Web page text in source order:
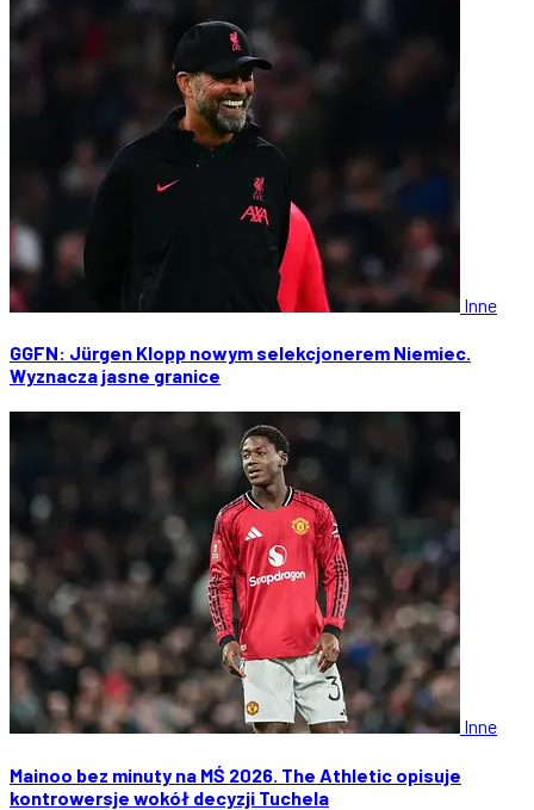
Inne
GGFN: Jürgen Klopp nowym selekcjonerem Niemiec.
Wyznacza jasne granice
Inne
Mainoo bez minuty na MŚ 2026. The Athletic opisuje
kontrowersje wokół decyzji Tuchela